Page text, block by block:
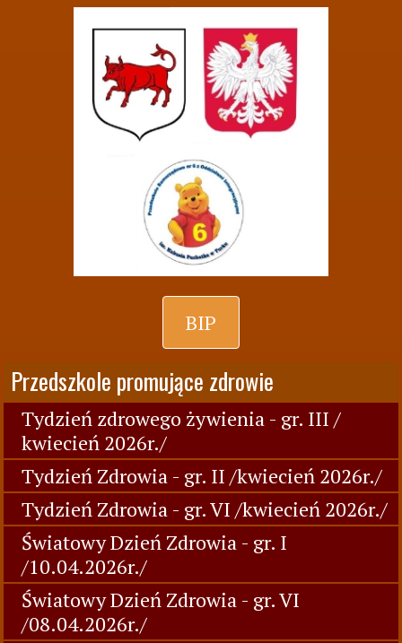
BIP
Przedszkole promujące zdrowie
Tydzień zdrowego żywienia - gr. III /
kwiecień 2026r./
Tydzień Zdrowia - gr. II /kwiecień 2026r./
Tydzień Zdrowia - gr. VI /kwiecień 2026r./
Światowy Dzień Zdrowia - gr. I
/10.04.2026r./
Światowy Dzień Zdrowia - gr. VI
/08.04.2026r./